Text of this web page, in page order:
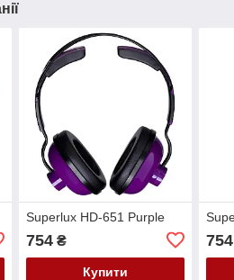
Superlux HD-651 Purple
754₴
Купити
754